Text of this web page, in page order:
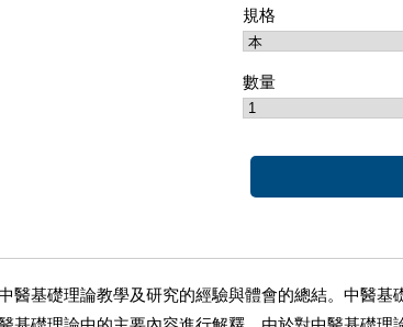
規格
數量
基礎理論教學及研究的經驗與體會的總結。中醫基